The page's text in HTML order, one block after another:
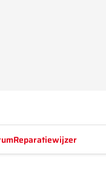
Reparatiewijzer